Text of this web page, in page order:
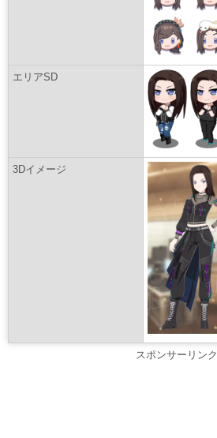
エリアSD
3Dイメージ
スポンサーリンク